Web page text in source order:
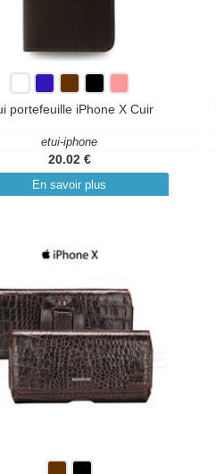
portefeuille iPhone X Cuir
etui-iphone
20.02 €
En savoir plus